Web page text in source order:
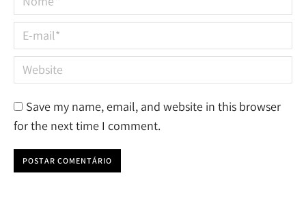
E-mail *
Website
Save my name, email, and website in this browser
for the next time I comment.
POSTAR COMENTÁRIO